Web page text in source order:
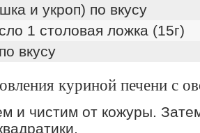
и укроп) по вкусу
1 столовая ложка (15г)
вкусу
куриной печени с
и чистим от кожуры.